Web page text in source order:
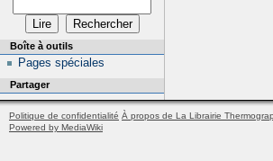
Boîte à outils
Pages spéciales
Partager
Politique de confidentialité À propos de La Librairie
Powered by MediaWiki